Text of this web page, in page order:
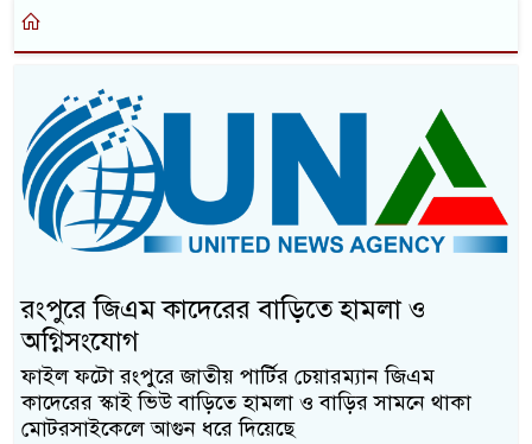
রংপুরে জিএম কাদেরের বাড়িতে হামলা ও
অগ্নিসংযোগ
ফাইল ফটো রংপুরে জাতীয় পার্টির চেয়ারম্যান জিএম
কাদেরের স্কাই ভিউ বাড়িতে হামলা ও বাড়ির সামনে থাকা
মোটরসাইকেলে আগুন ধরে দিয়েছে